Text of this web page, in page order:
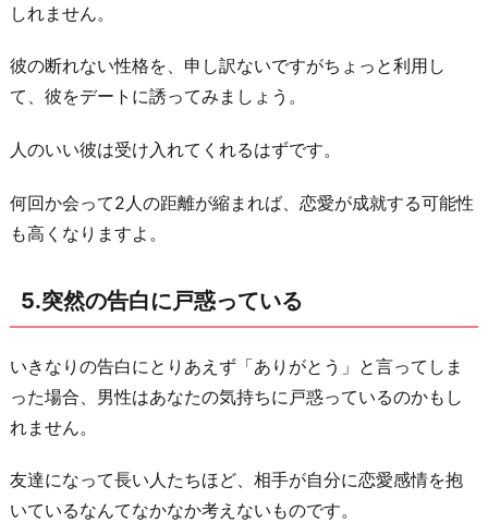
しれません。
彼の断れない性格を、申し訳ないですがちょっと利用し
て、彼をデートに誘ってみましょう。
人のいい彼は受け入れてくれるはずです。
何回か会って2人の距離が縮まれば、恋愛が成就する可能性
も高くなりますよ。
5.突然の告白に戸惑っている
いきなりの告白にとりあえず「ありがとう」と言ってしま
った場合、男性はあなたの気持ちに戸惑っているのかもし
れません。
友達になって長い人たちほど、相手が自分に恋愛感情を抱
いているなんてなかなか考えないものです。